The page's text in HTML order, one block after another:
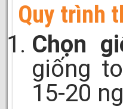
Quy trình
Chọn
giống
15-20